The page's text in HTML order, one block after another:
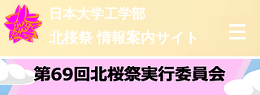
日本大学工学部
北桜祭情報案内サイト